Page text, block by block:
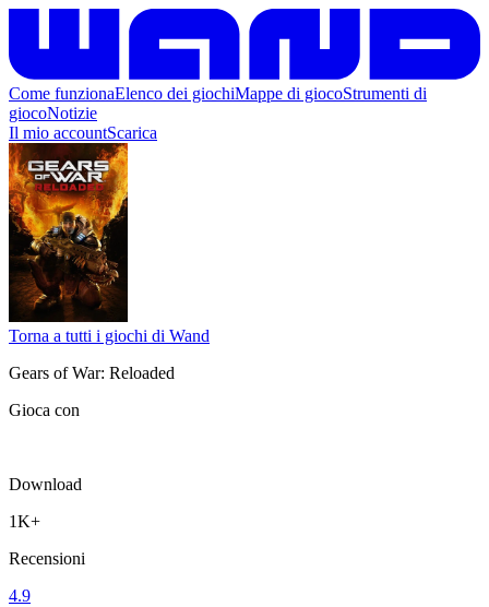
Come funzionaElenco dei giochiMappe di giocoStrumenti di
giocoNotizie
Il mio accountScarica
Torna a tutti i giochi di Wand
Gears of War: Reloaded
Gioca con
Download
1K+
Recensioni
4.9